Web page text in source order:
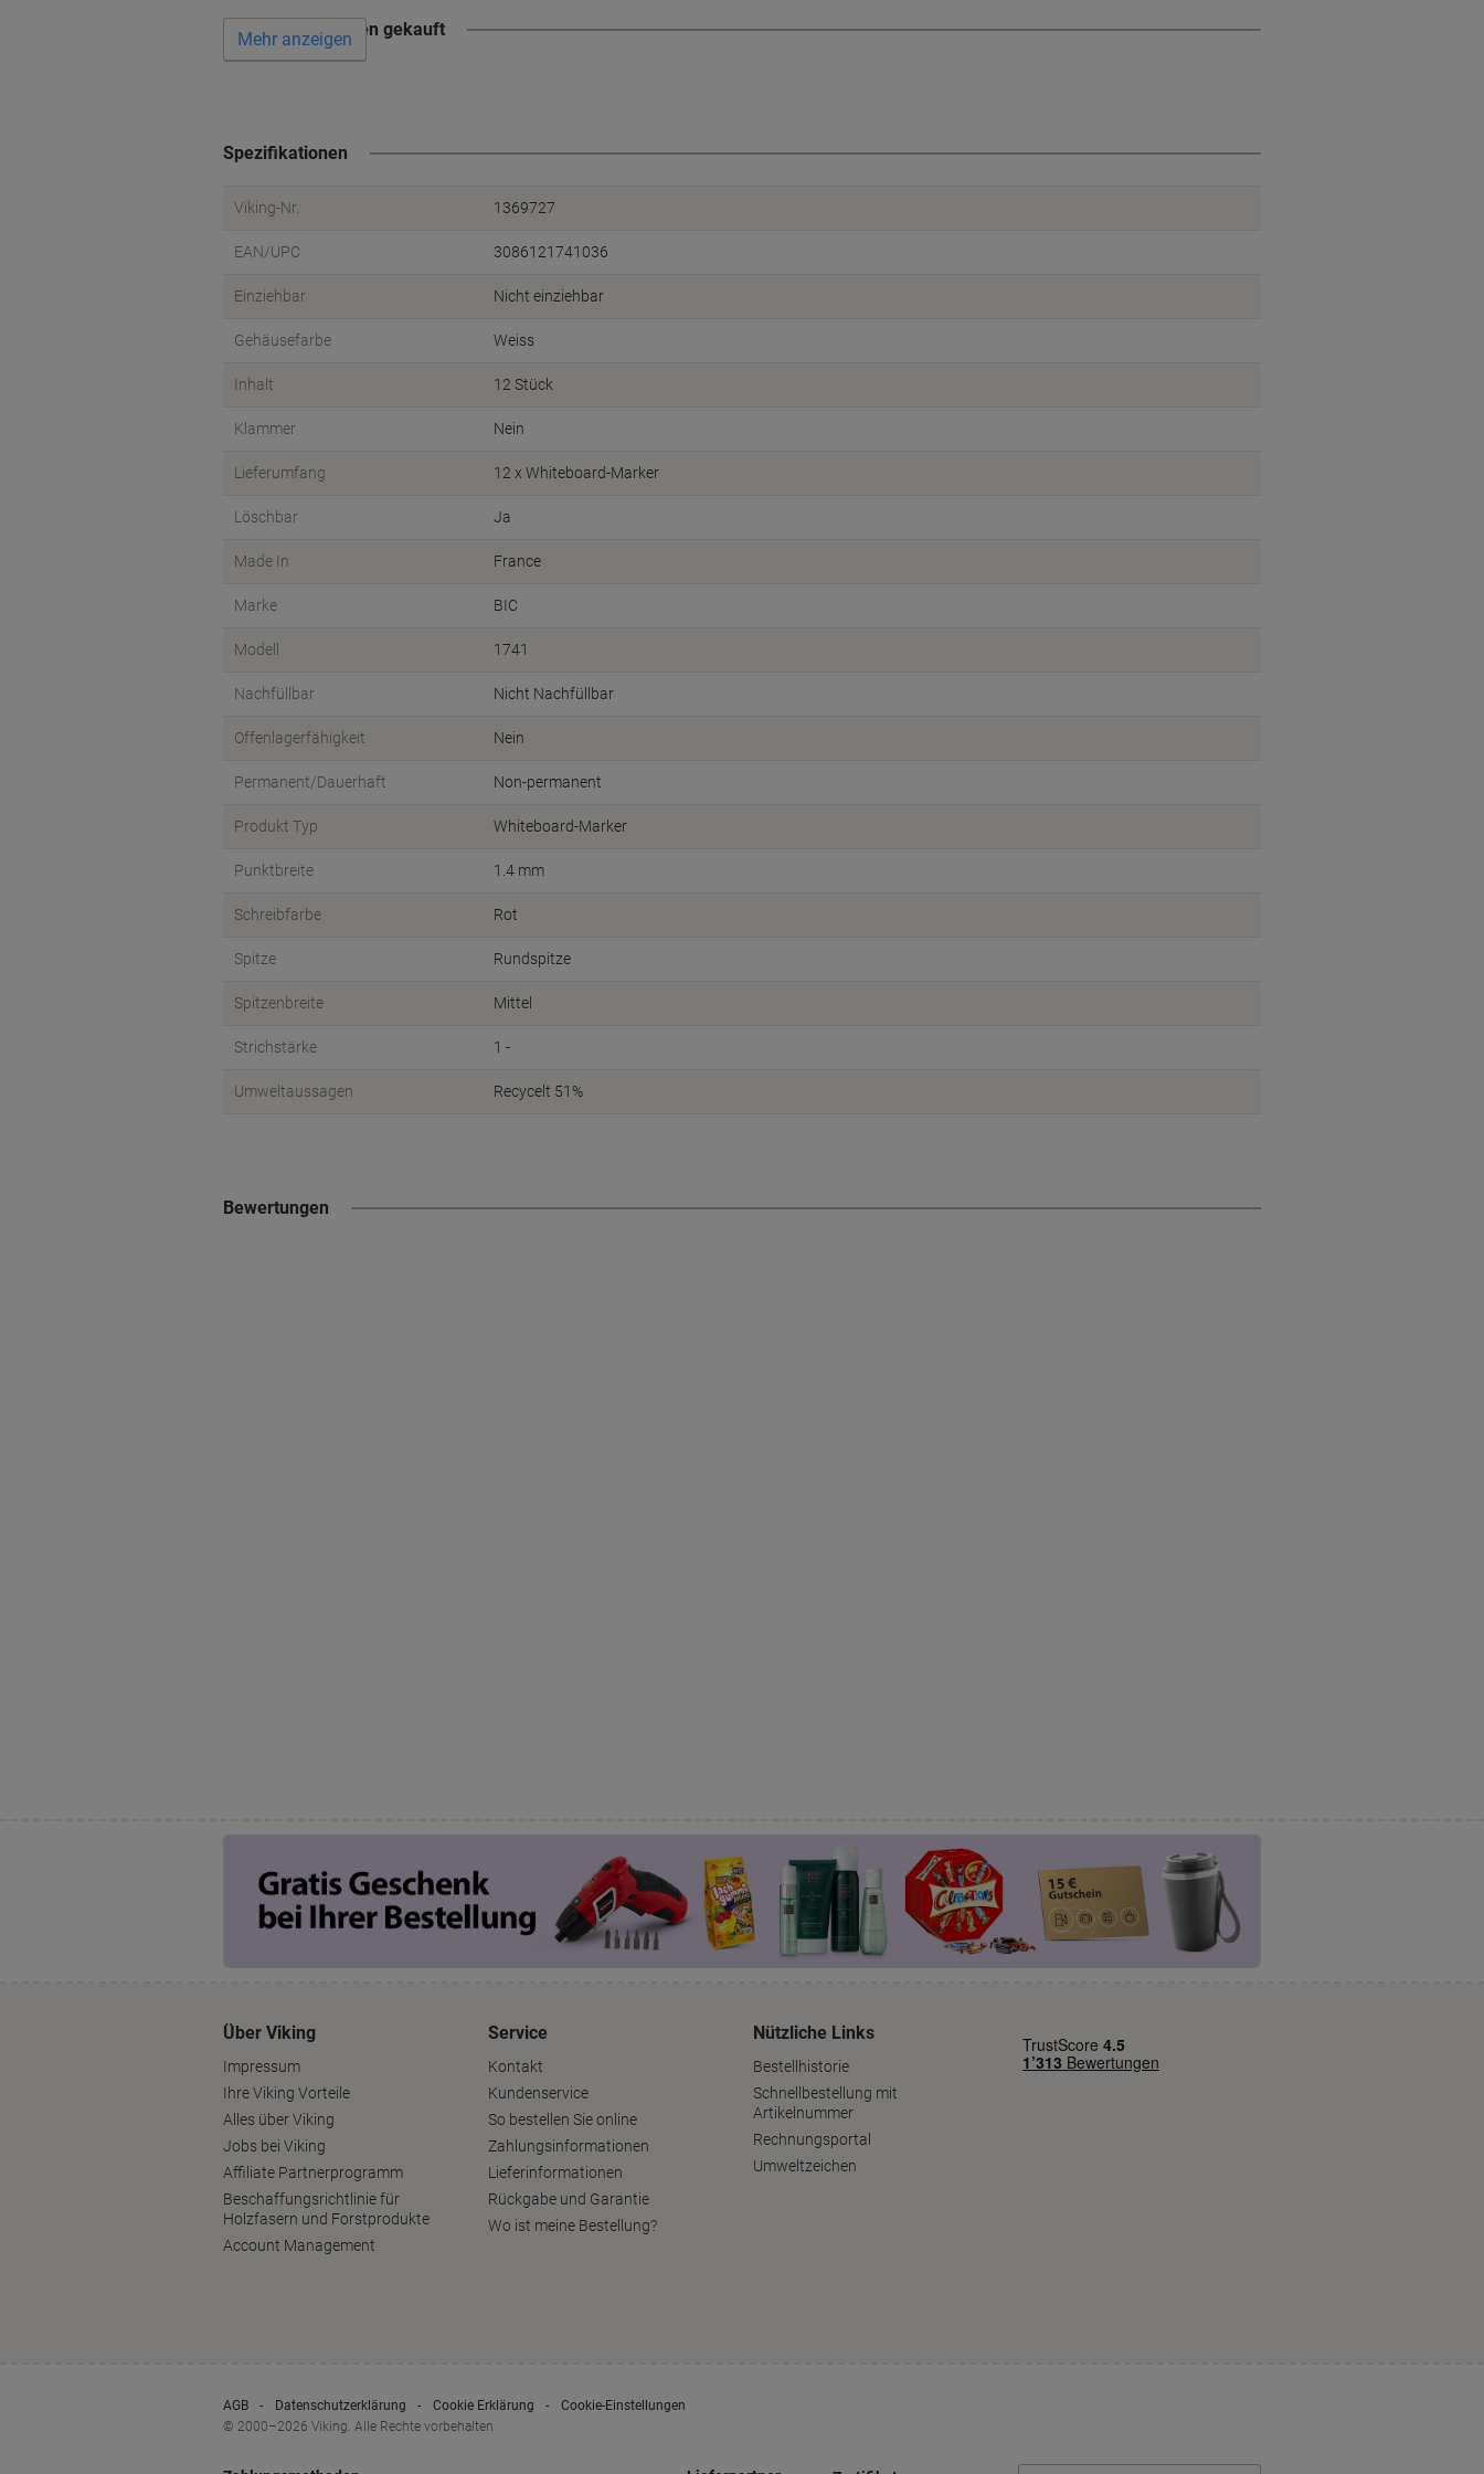
Wird oft zusammen gekauft
Mehr anzeigen
Spezifikationen
Viking-Nr. 1369727
EAN/UPC 3086121741036
Einziehbar Nicht einziehbar
Gehäusefarbe Weiss
Inhalt 12 Stück
Klammer Nein
Lieferumfang 12 x Whiteboard-Marker
Löschbar Ja
Made In France
Marke BIC
Modell 1741
Nachfüllbar Nicht Nachfüllbar
Offenlagerfähigkeit Nein
Permanent/Dauerhaft Non-permanent
Produkt Typ Whiteboard-Marker
Punktbreite 1.4 mm
Schreibfarbe Rot
Spitze Rundspitze
Spitzenbreite Mittel
Strichstärke 1 -
Umweltaussagen Recycelt 51%
Bewertungen
Über Viking
Impressum
Ihre Viking Vorteile
Alles über Viking
Jobs bei Viking
Affiliate Partnerprogramm
Beschaffungsrichtlinie für
Holzfasern und Forstprodukte
Account Management
Service
Kontakt
Kundenservice
So bestellen Sie online
Zahlungsinformationen
Lieferinformationen
Rückgabe und Garantie
Wo ist meine Bestellung?
Nützliche Links
Bestellhistorie
Schnellbestellung mit
Artikelnummer
Rechnungsportal
Umweltzeichen
AGB Datenschutzerklärung Cookie Erklärung
Cookie-Einstellungen
© 2000–2026 Viking. Alle Rechte vorbehalten